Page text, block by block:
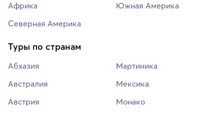
Африка
Северная Америка
Южная Америка
Туры по странам
Абхазия
Австралия
Австрия
Мартиника
Мексика
Монако